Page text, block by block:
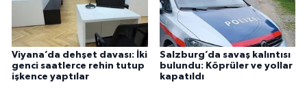
Viyana’da dehşet davası: İki
genci saatlerce rehin tutup
işkence yaptılar
Salzburg’da savaş kalıntısı
bulundu: Köprüler ve yollar
kapatıldı